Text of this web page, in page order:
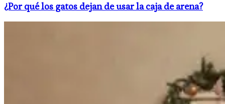
¿Por qué los gatos dejan de usar la caja de arena?